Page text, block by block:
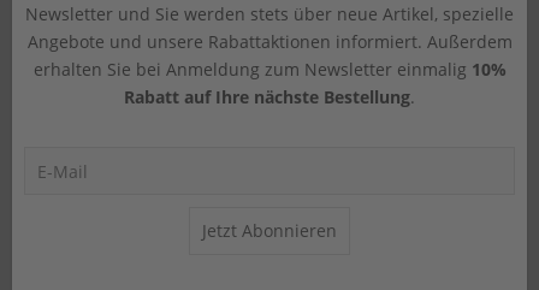
Newsletter und Sie werden stets über neue Artikel, spezielle
Angebote und unsere Rabattaktionen informiert. Außerdem
erhalten Sie bei Anmeldung zum Newsletter einmalig 10%
Rabatt auf Ihre nächste Bestellung.
Jetzt Abonnieren